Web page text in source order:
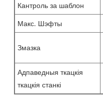
Кантроль за шаблон
Макс. Шэфты
Змазка
Адпаведныя ткацкія
ткацкія станкі